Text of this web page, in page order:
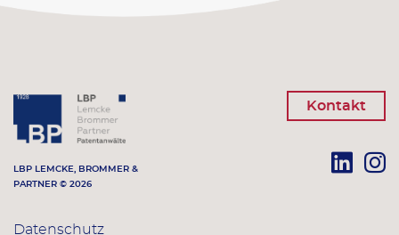
LBP LEMCKE, BROMMER &
PARTNER © 2026
Kontakt
Datenschutz